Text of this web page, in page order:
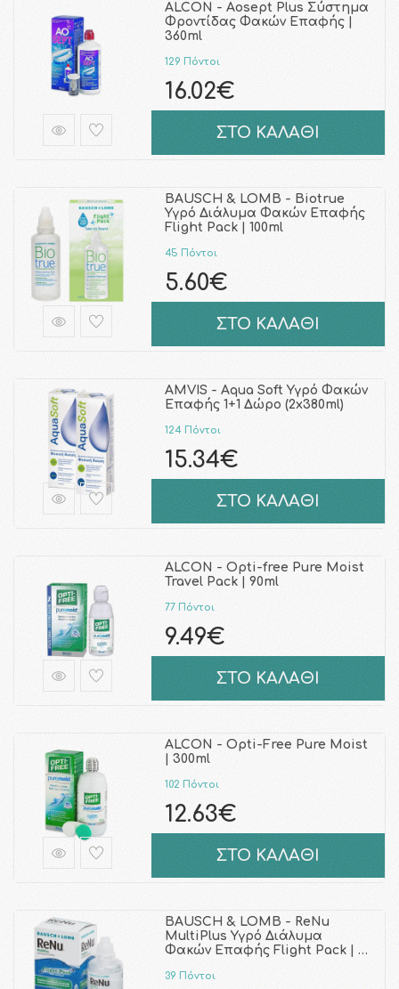
ALCON - Aosept Plus Σύστημα
Φροντίδας Φακών Επαφής |
360ml
129 Πόντοι
16.02€
ΣΤΟ ΚΑΛΑΘΙ
BAUSCH & LOMB - Biotrue
Υγρό Διάλυμα Φακών Επαφής
Flight Pack | 100ml
45 Πόντοι
5.60€
ΣΤΟ ΚΑΛΑΘΙ
AMVIS - Aqua Soft Υγρό Φακών
Επαφής 1+1 Δώρο (2x380ml)
124 Πόντοι
15.34€
ΣΤΟ ΚΑΛΑΘΙ
ALCON - Opti-free Pure Moist
Travel Pack | 90ml
77 Πόντοι
9.49€
ΣΤΟ ΚΑΛΑΘΙ
ALCON - Opti-Free Pure Moist
| 300ml
102 Πόντοι
12.63€
ΣΤΟ ΚΑΛΑΘΙ
BAUSCH & LOMB - ReNu
MultiPlus Υγρό Διάλυμα
Φακών Επαφής Flight Pack | …
39 Πόντοι